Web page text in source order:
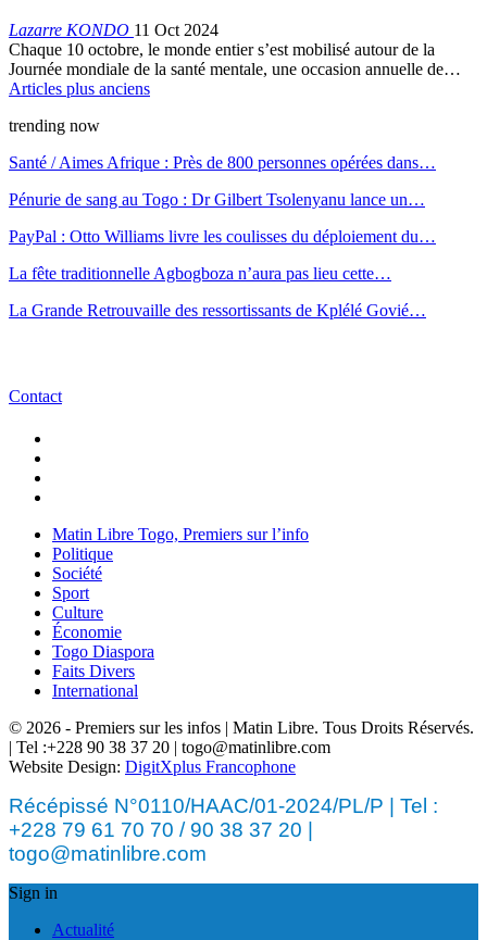
Lazarre KONDO 11 Oct 2024
Chaque 10 octobre, le monde entier s’est mobilisé autour de la
Journée mondiale de la santé mentale, une occasion annuelle de…
Articles plus anciens
trending now
Santé / Aimes Afrique : Près de 800 personnes opérées dans…
Pénurie de sang au Togo : Dr Gilbert Tsolenyanu lance un…
PayPal : Otto Williams livre les coulisses du déploiement du…
La fête traditionnelle Agbogboza n’aura pas lieu cette…
La Grande Retrouvaille des ressortissants de Kplélé Govié…
Contact
Matin Libre Togo, Premiers sur l’info
Politique
Société
Sport
Culture
Économie
Togo Diaspora
Faits Divers
International
© 2026 - Premiers sur les infos | Matin Libre. Tous Droits Réservés.
| Tel :+228 90 38 37 20 | togo@matinlibre.com
Website Design: DigitXplus Francophone
Récépissé N°0110/HAAC/01-2024/PL/P | Tel :
+228 79 61 70 70 / 90 38 37 20 |
togo@matinlibre.com
Sign in
Actualité